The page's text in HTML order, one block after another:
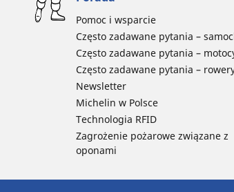
Pomoc i wsparcie
Często zadawane pytania –
Często zadawane pytania –
Często zadawane pytania –
Newsletter
Michelin w Polsce
Technologia RFID
Zagrożenie pożarowe związane z
oponami